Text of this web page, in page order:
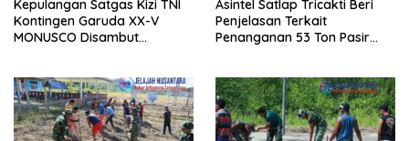
Kepulangan Satgas Kizi TNI
Kontingen Garuda XX-V
MONUSCO Disambut
Asintel Satlap Tricakti Beri
Penjelasan Terkait
Penanganan 53 Ton Pasir